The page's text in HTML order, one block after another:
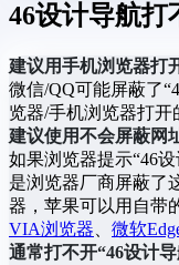
46设计导航打
建议用手机浏览器打
微信/QQ可能屏蔽了
览器/手机浏览器打开
建议使用不会屏蔽网
如果浏览器提示“46
是浏览器厂商屏蔽了
器，苹果可以用自带
VIA浏览器
微软
通常打不开“46设计